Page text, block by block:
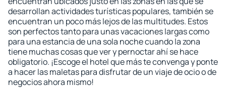
desarrollan actividades turísticas populares, también se
encuentran un poco más lejos de las multitudes. Estos
son perfectos tanto para unas vacaciones largas como
para una estancia de una sola noche cuando la zona
tiene muchas cosas que ver y pernoctar ahí se hace
obligatorio. ¡Escoge el hotel que más te convenga y ponte
a hacer las maletas para disfrutar de un viaje de ocio o de
negocios ahora mismo!